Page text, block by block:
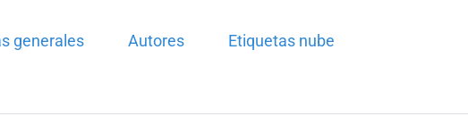
generales Autores Etiquetas nube